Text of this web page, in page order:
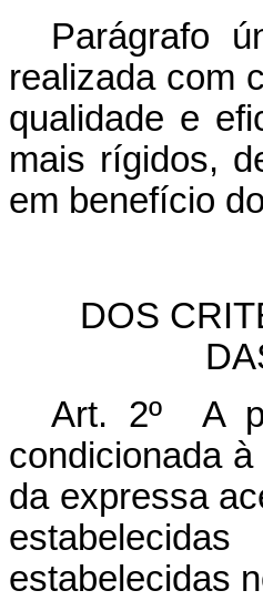
Parágrafo
realizada com
qualidade e
mais rígidos,
em benefício
DOS
Art. 2º A
condicionada
da expressa
estabelecidas